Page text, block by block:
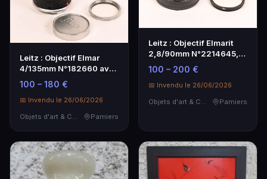
Leitz : Objectif Elmar
4/135mm N°182660 avec
un bouchon d'ob…
100 – 180 €
📅 Invendu le 26/06/2026
Pamiers
Leitz : Objectif Elmarit
2,8/90mm N°2214645,
un bouchon d'ob…
100 – 200 €
📅 Invendu le 26/06/2026
Objets d'art & Curiosités
Pamiers